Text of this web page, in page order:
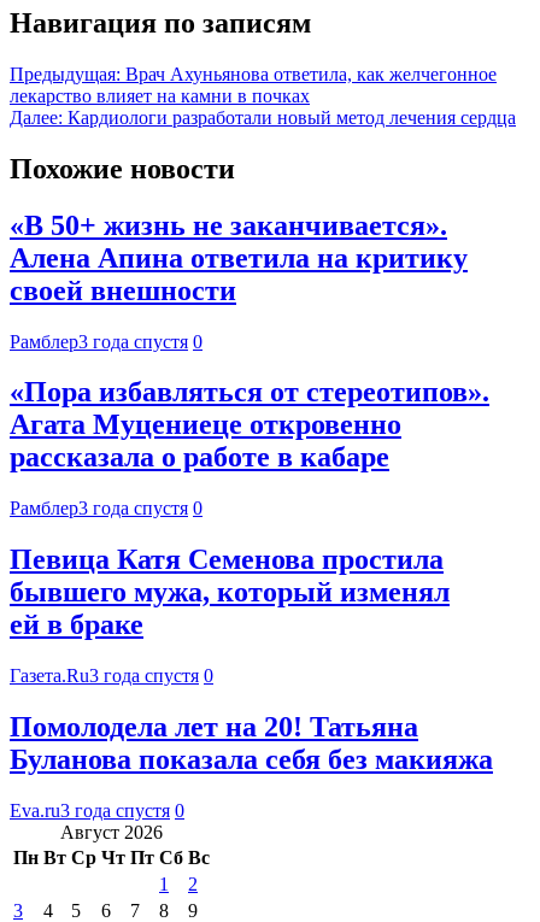
Навигация по записям
Предыдущая: Врач Ахуньянова ответила, как желчегонное
лекарство влияет на камни в почках
Далее: Кардиологи разработали новый метод лечения сердца
Похожие новости
«В 50+ жизнь не заканчивается».
Алена Апина ответила на критику
своей внешности
Рамблер3 года спустя 0
«Пора избавляться от стереотипов».
Агата Муцениеце откровенно
рассказала о работе в кабаре
Рамблер3 года спустя 0
Певица Катя Семенова простила
бывшего мужа, который изменял
ей в браке
Газета.Ru3 года спустя 0
Помолодела лет на 20! Татьяна
Буланова показала себя без макияжа
Eva.ru3 года спустя 0
Август 2026
Пн Вт Ср Чт Пт Сб Вс
1
2
3
4 5 6 7 8
9